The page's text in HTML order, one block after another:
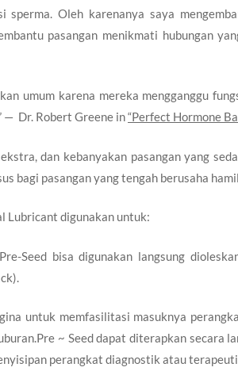
sperma. Oleh karenanya saya
pasangan menikmati hubungan
umum karena mereka mengganggu
— Dr. Robert Greene in“Perfect Hormone
dan kebanyakan pasangan yang
bagi pasangan yang tengah berusaha
Lubricant digunakan untuk:
Seed bisa digunakan langsung
untuk memfasilitasi masuknya
~ Seed dapat diterapkan secara
perangkat diagnostik atau